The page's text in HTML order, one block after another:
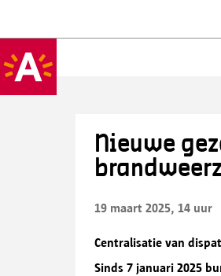
Nieuwe
19 maart 2025, 14 uur
Centralisatie van
Sinds 7 januari 2025